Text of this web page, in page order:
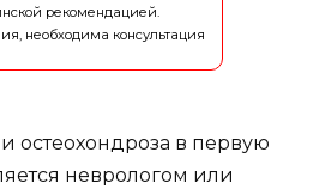
рекомендацией.
необходима консультация
остеохондроза в первую
неврологом или